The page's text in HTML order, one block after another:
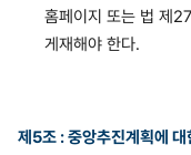
홈페이지 또는 법 제
게재해야 한다.
제5조 : 중앙추진계획에 대